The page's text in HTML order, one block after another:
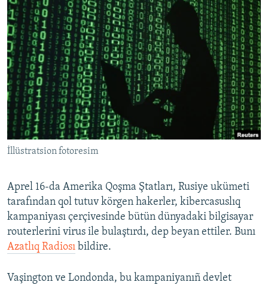
SÜRET
BLOGLAR
FİKİR
Русский
Українською
QOŞULIÑIZ!
RFE/RS bütün saytları
İllüstratsion fotoresim
Aprel 16-da Amerika Qoşma Ştatları, Rusiye ukümeti
tarafından qol tutuv körgen hakerler, kibercasuslıq
kampaniyası çerçivesinde bütün dünyadaki bilgisayar
routerlerini virus ile bulaştırdı, dep beyan ettiler. Bunı
Azatlıq Radiosı bildire.
Vaşington ve Londonda, bu kampaniyanıñ devlet